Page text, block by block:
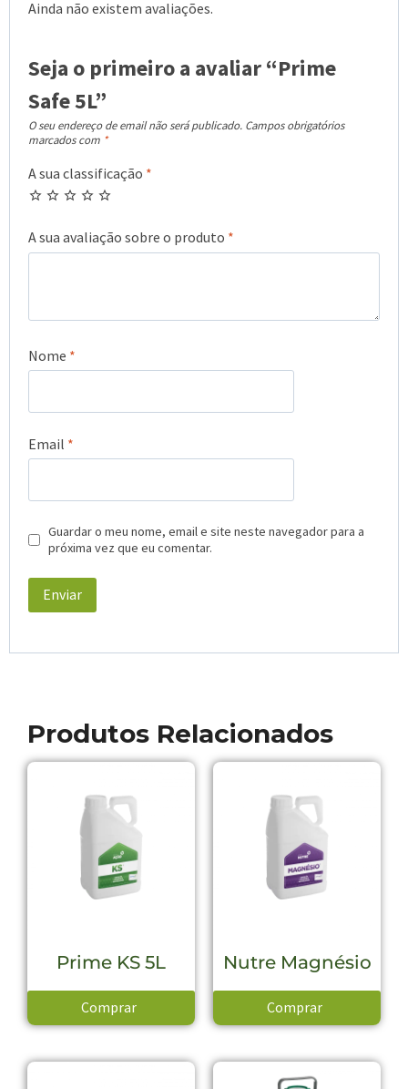
Ainda não existem avaliações.
Seja o primeiro a avaliar “Prime
Safe 5L”
O seu endereço de email não será publicado. Campos obrigatórios
marcados com *
A sua classificação *
A sua avaliação sobre o produto *
Nome *
Email *
Guardar o meu nome, email e site neste navegador para a
próxima vez que eu comentar.
Produtos Relacionados
Prime KS 5L
Comprar
Nutre Magnésio
Comprar